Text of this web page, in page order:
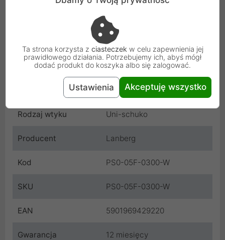
Długość kabla 3 m
Biały
Moc 2500 W
Zabezpieczenia
Zabezpieczenie przed
dziećmi
Rodzaj wtyku Uni-schuko
Producent Lanberg
Kod PS0-05F-0300-W
SKU PS0-05F-0300-W
EAN 5901969429220
Gwarancja
12 miesięcy
Ta strona korzysta z ciasteczek w celu zapewnienia jej
prawidłowego działania. Potrzebujemy ich, abyś mógł
dodać produkt do koszyka albo się zalogować.
Ustawienia Akceptuję wszystko